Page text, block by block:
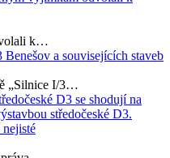
k…
a souvisejících staveb
„Silnice I/3…
D3 se shodují na
středočeské D3.
nejisté